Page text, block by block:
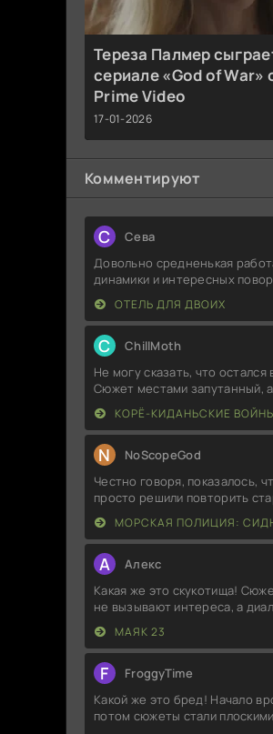
Тереза Палмер
сериале «God of War»
Prime Video
17-01-2026
Комментируют
С Севa
Довольно средненькая
динамики и интересных
ОТЕЛЬ ДЛЯ ДВОИХ
C ChillMoth
Не могу сказать, что остался
Сюжет местами запутанный,
КОРЁ-КИДАНЬСКИЕ
N NoScopeGod
Честно говоря, показалось,
просто решили повторить
МОРСКАЯ ПОЛИЦИЯ:
А Алекс
Какая же это скукотища!
не вызывают интереса, а
МАЯК 23
F FroggyTime
Какой же это бред! Начало
потом сюжеты стали